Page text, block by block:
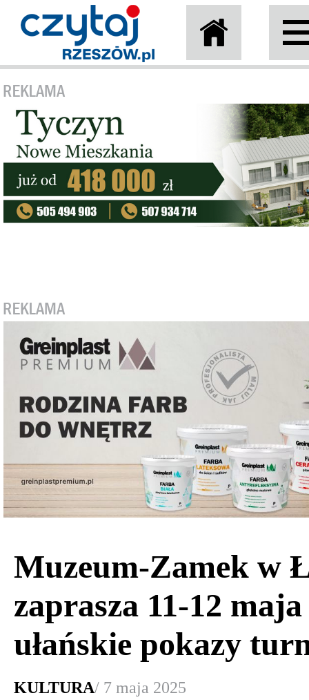
Muzeum-Zamek w
zaprasza 11-12
ułańskie pokazy
KULTURA/ 7 maja 2025